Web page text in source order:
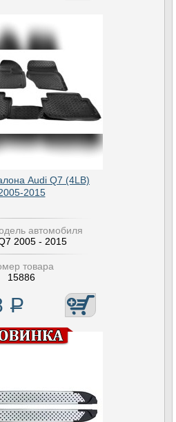
Audi Q7 (4LB)
2015
автомобиля
2005 - 2015
товара
15886
Р